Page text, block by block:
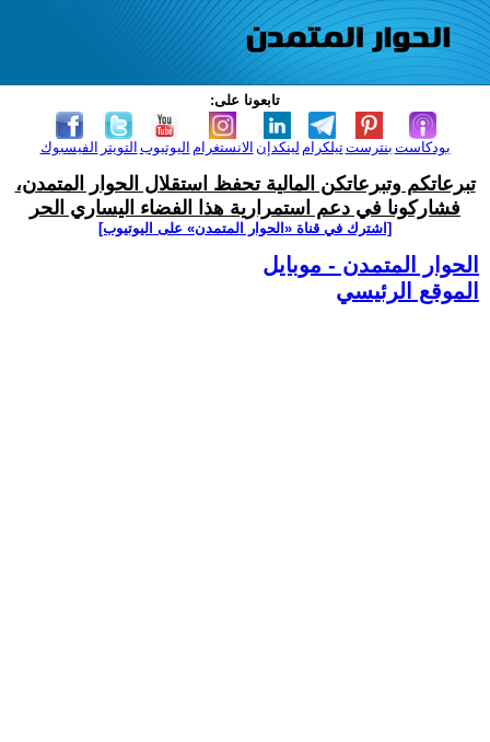
تابعونا على:
الفيسبوك التويتر اليوتيوب الانستغرام لينكدإن تيلكرامبنترست بودكاست
تبرعاتكم وتبرعاتكن المالية تحفظ استقلال الحوار المتمدن،
فشاركونا في دعم استمرارية هذا الفضاء اليساري الحر
[اشترك في قناة ‫«الحوار المتمدن» على اليوتيوب]
الحوار المتمدن - موبايل
الموقع الرئيسي